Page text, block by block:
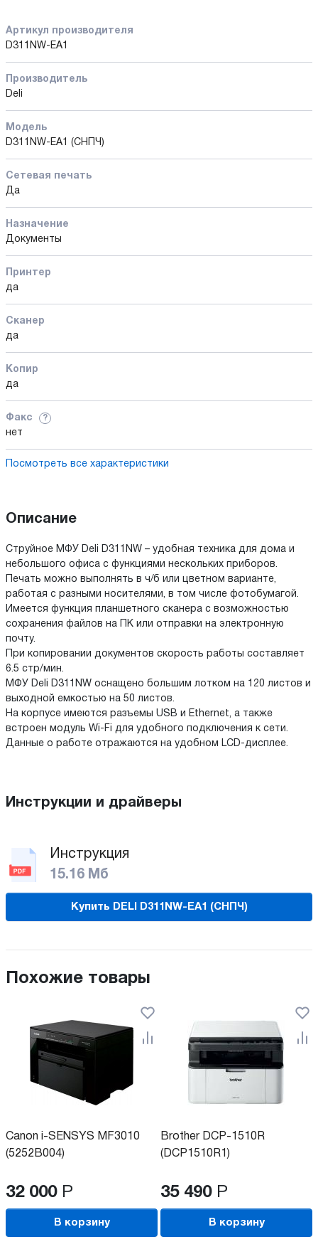
Артикул производителя
D311NW-EA1
Производитель
Deli
Модель
D311NW-EA1 (СНПЧ)
Сетевая печать
Да
Назначение
Документы
Принтер
да
Сканер
да
Копир
да
Факс ?
нет
Посмотреть все характеристики
Описание
Струйное МФУ Deli D311NW – удобная техника для дома и
небольшого офиса с функциями нескольких приборов.
Печать можно выполнять в ч/б или цветном варианте,
работая с разными носителями, в том числе фотобумагой.
Имеется функция планшетного сканера с возможностью
сохранения файлов на ПК или отправки на электронную
почту.
При копировании документов скорость работы составляет
6.5 стр/мин.
МФУ Deli D311NW оснащено большим лотком на 120 листов и
выходной емкостью на 50 листов.
На корпусе имеются разъемы USB и Ethernet, а также
встроен модуль Wi-Fi для удобного подключения к сети.
Данные о работе отражаются на удобном LCD-дисплее.
Инструкции и драйверы
Инструкция
15.16 Мб
Купить DELI D311NW-EA1 (СНПЧ)
Похожие товары
Canon i-SENSYS MF3010
(5252B004)
32 000 Р
В корзину
Brother DCP-1510R
(DCP1510R1)
35 490 Р
В корзину